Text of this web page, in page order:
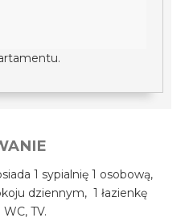
1 sypialnię 1 osobową,
dziennym, 1 łazienkę
TV.